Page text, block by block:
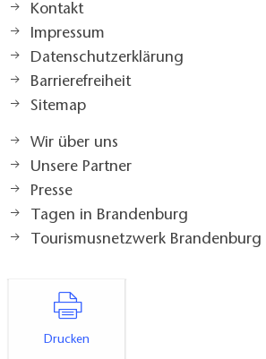
Kontakt
Impressum
Datenschutzerklärung
Barrierefreiheit
Sitemap
Wir über uns
Unsere Partner
Presse
Tagen in Brandenburg
Tourismusnetzwerk Brandenburg
Drucken